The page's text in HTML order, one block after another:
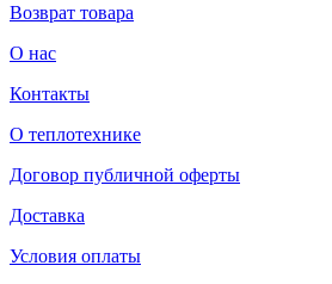
Возврат товара
О нас
Контакты
О теплотехнике
Договор публичной оферты
Доставка
Условия оплаты